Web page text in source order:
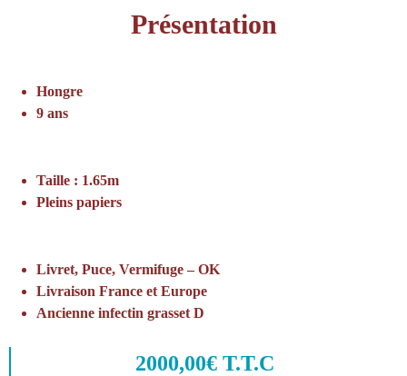
Présentation
Hongre
9 ans
Taille : 1.65m
Pleins papiers
Livret, Puce, Vermifuge – OK
Livraison France et Europe
Ancienne infectin grasset D
2000,00€ T.T.C